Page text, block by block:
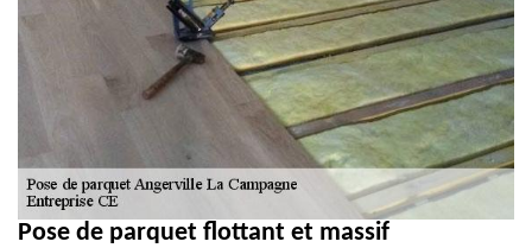
Pose de parquet flottant et massif